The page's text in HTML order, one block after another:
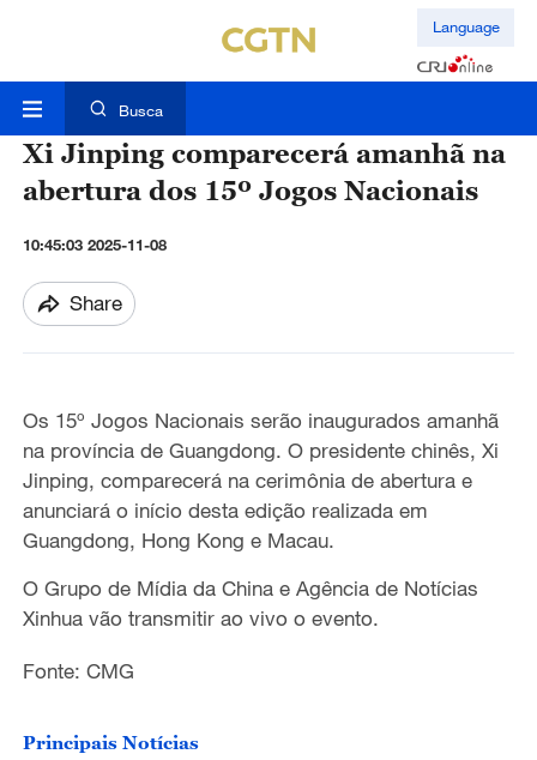
Language
Busca
Xi Jinping comparecerá amanhã na
abertura dos 15º Jogos Nacionais
10:45:03 2025-11-08
Share
Os 15º Jogos Nacionais serão inaugurados amanhã
na província de Guangdong. O presidente chinês, Xi
Jinping, comparecerá na cerimônia de abertura e
anunciará o início desta edição realizada em
Guangdong, Hong Kong e Macau.
O Grupo de Mídia da China e Agência de Notícias
Xinhua vão transmitir ao vivo o evento.
Fonte: CMG
Principais Notícias